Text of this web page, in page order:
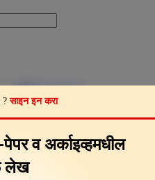
?साइन इन करा
व अर्काइव्हमधील
लेख
Feedback